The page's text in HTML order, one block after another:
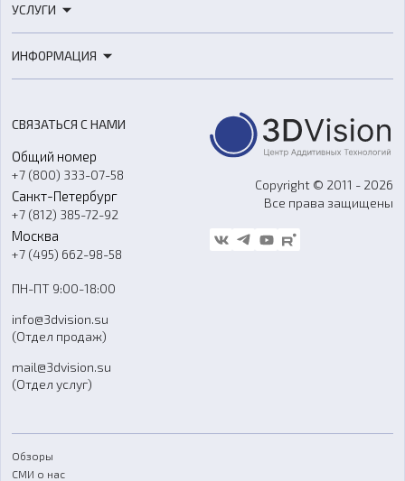
3D-сканеры
Расходные материалы
Оборудование и материалы для вакуумного литья
Аксессуары и прочее оборудование
Программное обеспечение
УСЛУГИ
3D-моделирование
Ремонт и услуги
ИНФОРМАЦИЯ
О компании
Контакты
Гос. закупки
Стать дилером
Блог
FAQ
СВЯЗАТЬСЯ С НАМИ
Общий номер
+7 (800) 333-07-58
Санкт-Петербург
+7 (812) 385-72-92
Москва
+7 (495) 662-98-58
ПН-ПТ 9:00-18:00
info@3dvision.su
(Отдел продаж)
mail@3dvision.su
(Отдел услуг)
Copyright © 2011 - 2026
Все права защищены
Обзоры
СМИ о нас